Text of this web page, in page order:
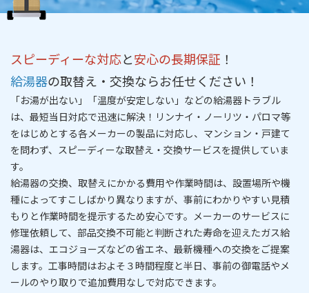
スピーディーな対応と安心の長期保証 ！
給湯器の取替え・交換ならお任せください！
「お湯が出ない」「温度が安定しない」などの給湯器トラブル
は、 最短当日対応で迅速に解決！リンナイ・ノーリツ・パロマ等
をはじめとする各メーカーの製品に対応し、マンション・戸建て
を問わず、 スピーディーな取替え・交換サービスを提供していま
す。
給湯器の交換、取替えにかかる費用や作業時間は、設置場所や機
種によってすこしばかり異なりますが、事前にわかりやすい見積
もりと作業時間を提示するため安心です。メーカーのサービスに
修理依頼して、部品交換不可能と判断された寿命を迎えたガス給
湯器は、エコジョーズなどの省エネ、最新機種への交換をご提案
します。工事時間はおよそ３時間程度と半日、事前の御電話やメ
ールのやり取りで追加費用なしで対応できます。